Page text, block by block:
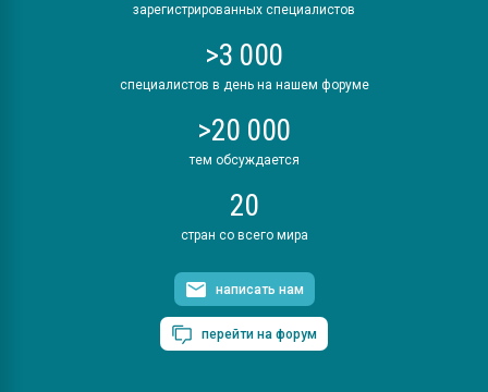
зарегистрированных специалистов
>3 000
специалистов в день на нашем форуме
>20 000
тем обсуждается
20
стран со всего мира
написать нам
перейти на форум